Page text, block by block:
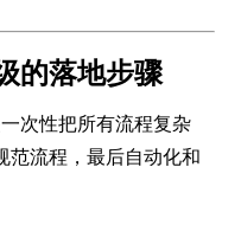
的落地步骤
次性把所有流程复杂
范流程，最后自动化和